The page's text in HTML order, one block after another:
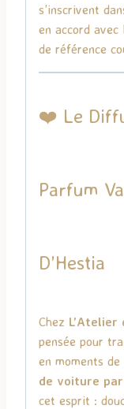
s’inscrivent
en accord avec
de référence
❤️ Le
Parfum
D’Hestia
Chez L’Atelier
pensée pour
en moments
de voiture
cet esprit :